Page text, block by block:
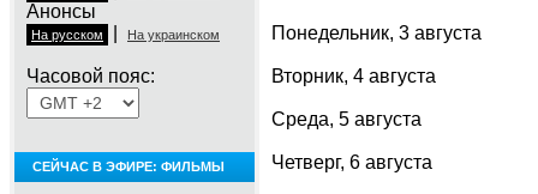
Анонсы
На русском На украинском
Часовой пояс:
СЕЙЧАС В ЭФИРЕ: ФИЛЬМЫ
Понедельник, 3 августа
Вторник, 4 августа
Среда, 5 августа
Четверг, 6 августа